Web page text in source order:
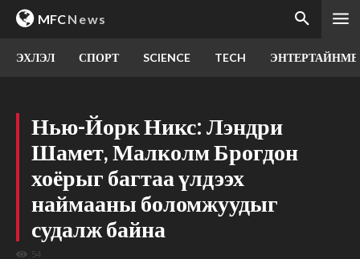
MFCNews
ЭХЛЭЛ СПОРТ SCIENCE TECH
Нью-Йорк Никс: Лэндри
Шамет, Малколм Брогдон
хоёрыг багтаа үлдээх
наймааны боломжуудыг
судалж байна
54